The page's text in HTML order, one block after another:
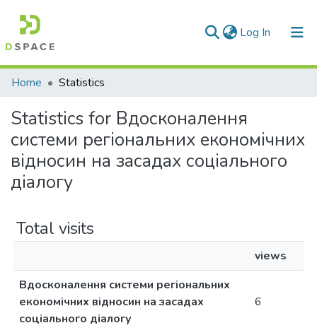
Log In (current)
Communities & Collections
All of DSpace
Home Statistics
Statistics for Вдосконалення
системи регіональних економічних
відносин на засадах соціального
діалогу
Total visits
views
Вдосконалення системи регіональних
економічних відносин на засадах
соціального діалогу
6